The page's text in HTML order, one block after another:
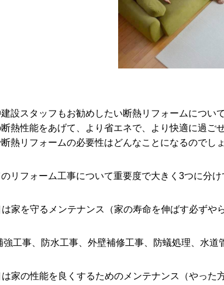
設スタッフもお勧めしたい断熱リフォームについ
熱性能をあげて、より省エネで、より快適に過
熱リフォームの必要性はどんなことになるのでし
リフォーム工事について重要度で大きく3つに分け
を守るメンテナンス（家の寿命を伸ばす必ずや
事、防水工事、外壁補修工事、防蟻処理、水道
の性能を良くするためのメンテナンス（やった